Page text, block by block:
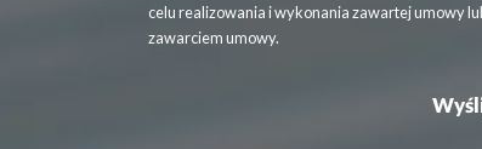
celu realizowania i wykonania zawartej umowy
zawarciem umowy.